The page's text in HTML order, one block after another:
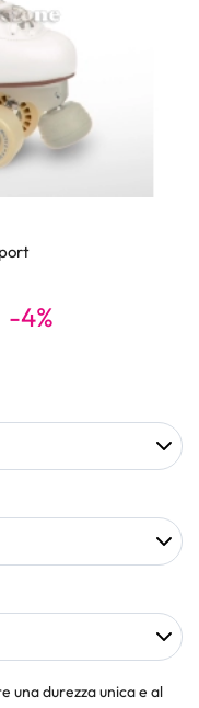
-4%
una durezza unica e al